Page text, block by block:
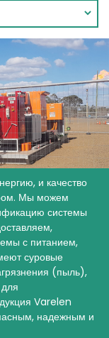
и качество
Мы можем
системы
с питанием,
суровые
(пыль),
Varelen
надежным и